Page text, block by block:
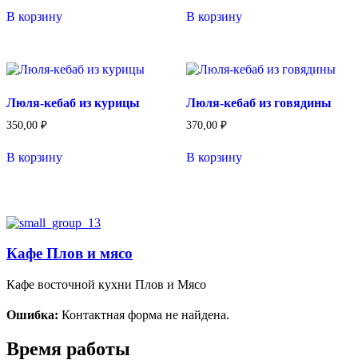
В корзину В корзину
Люля-кебаб из курицы
350,00 ₽
В корзину
Люля-кебаб из говядины
370,00 ₽
В корзину
Кафе Плов и мясо
Кафе восточной кухни Плов и Мясо
Ошибка: Контактная форма не найдена.
Время работы